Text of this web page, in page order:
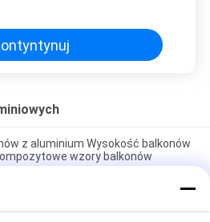
z aluminium Wysokość balkonów
wzory balkonów
z profilami aluminiowymi
architektonicznych